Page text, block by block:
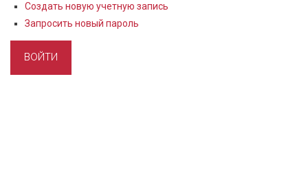
Создать новую учетную запись
Запросить новый пароль